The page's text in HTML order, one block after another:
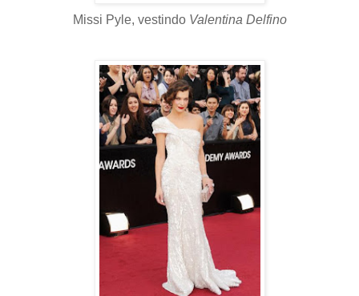
Missi Pyle, vestindo Valentina Delfino